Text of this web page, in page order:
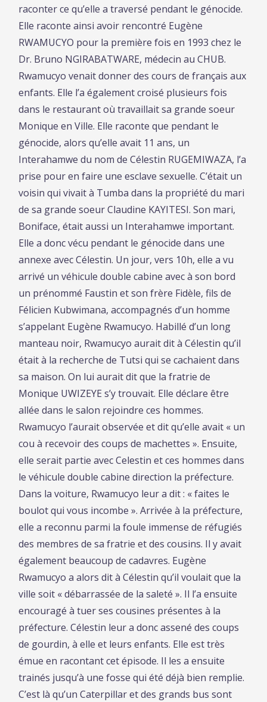
raconter ce qu’elle a traversé pendant le génocide.
Elle raconte ainsi avoir rencontré Eugène
RWAMUCYO pour la première fois en 1993 chez le
Dr. Bruno NGIRABATWARE, médecin au CHUB.
Rwamucyo venait donner des cours de français aux
enfants. Elle l’a également croisé plusieurs fois
dans le restaurant où travaillait sa grande soeur
Monique en Ville. Elle raconte que pendant le
génocide, alors qu’elle avait 11 ans, un
Interahamwe du nom de Célestin RUGEMIWAZA, l’a
prise pour en faire une esclave sexuelle. C’était un
voisin qui vivait à Tumba dans la propriété du mari
de sa grande soeur Claudine KAYITESI. Son mari,
Boniface, était aussi un Interahamwe important.
Elle a donc vécu pendant le génocide dans une
annexe avec Célestin. Un jour, vers 10h, elle a vu
arrivé un véhicule double cabine avec à son bord
un prénommé Faustin et son frère Fidèle, fils de
Félicien Kubwimana, accompagnés d’un homme
s’appelant Eugène Rwamucyo. Habillé d’un long
manteau noir, Rwamucyo aurait dit à Célestin qu’il
était à la recherche de Tutsi qui se cachaient dans
sa maison. On lui aurait dit que la fratrie de
Monique UWIZEYE s’y trouvait. Elle déclare être
allée dans le salon rejoindre ces hommes.
Rwamucyo l’aurait observée et dit qu’elle avait « un
cou à recevoir des coups de machettes ». Ensuite,
elle serait partie avec Celestin et ces hommes dans
le véhicule double cabine direction la préfecture.
Dans la voiture, Rwamucyo leur a dit : « faites le
boulot qui vous incombe ». Arrivée à la préfecture,
elle a reconnu parmi la foule immense de réfugiés
des membres de sa fratrie et des cousins. Il y avait
également beaucoup de cadavres. Eugène
Rwamucyo a alors dit à Célestin qu’il voulait que la
ville soit « débarrassée de la saleté ». Il l’a ensuite
encouragé à tuer ses cousines présentes à la
préfecture. Célestin leur a donc assené des coups
de gourdin, à elle et leurs enfants. Elle est très
émue en racontant cet épisode. Il les a ensuite
trainés jusqu’à une fosse qui été déjà bien remplie.
C’est là qu’un Caterpillar et des grands bus sont